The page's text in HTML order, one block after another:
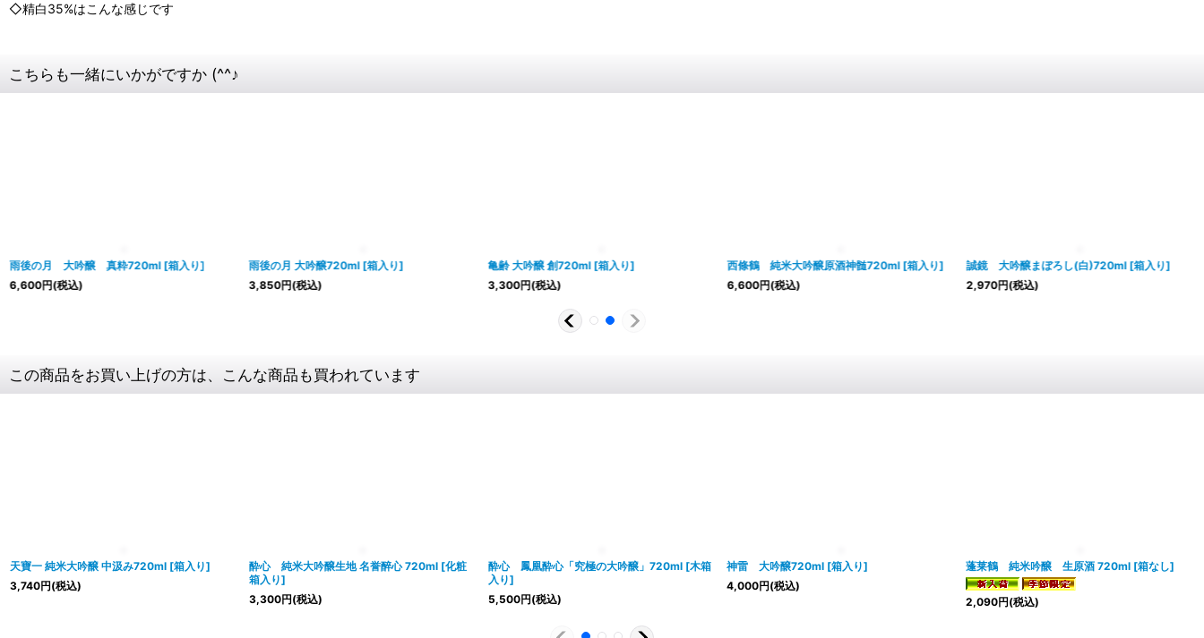
◇精白35%はこんな感じです
こちらも一緒にいかがですか (^^♪
雨後の月 大吟醸 真粋720ml [箱入り]
6,600円(税込)
雨後の月 大吟醸720ml [箱入り]
3,850円(税込)
亀齢 大吟醸 創720ml [箱入り]
3,300円(税込)
西條鶴 純米大吟醸原酒神髄720ml [箱入り]
6,600円(税込)
誠鏡 大吟醸まぼろし(白)720ml [箱入り]
2,970円(税込)
この商品をお買い上げの方は、こんな商品も買われています
天寶一 純米大吟醸 中汲み720ml [箱入り]
3,740円(税込)
酔心 純米大吟醸生地 名誉醉心 720ml [化粧
箱入り]
3,300円(税込)
酔心 鳳凰酔心「究極の大吟醸」720ml [木箱
入り]
5,500円(税込)
神雷 大吟醸720ml [箱入り]
4,000円(税込)
蓬莱鶴 純米吟醸 生原酒 720ml [箱なし]
2,090円(税込)